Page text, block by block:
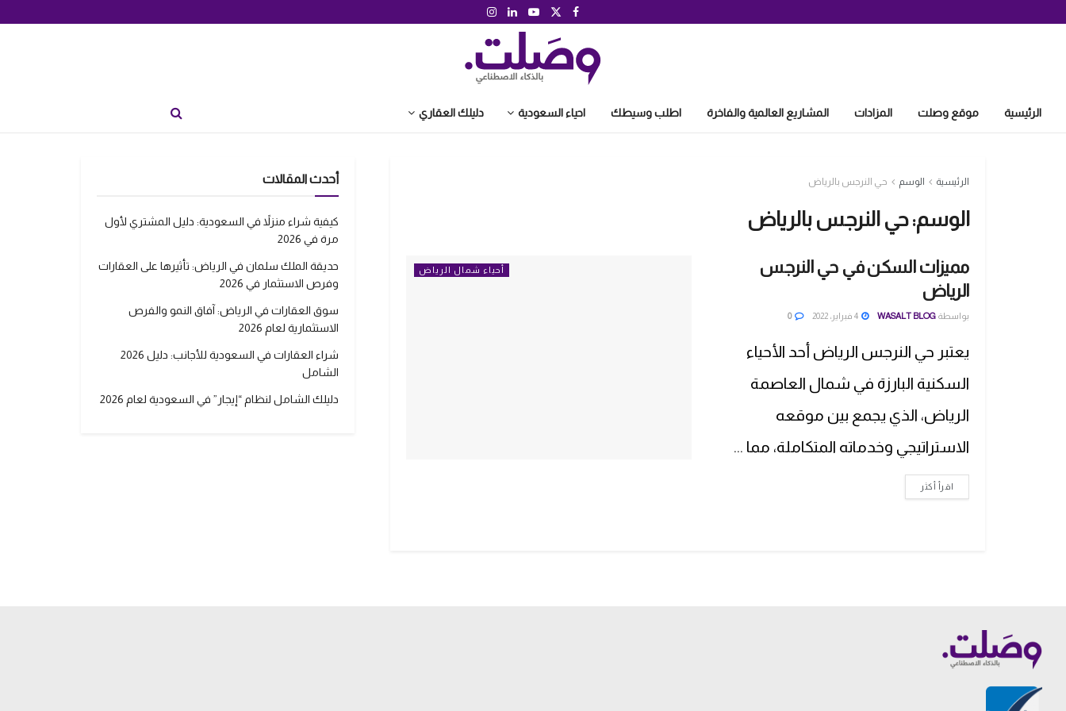
الرئيسية موقع وصلت المزادات المشاريع العالمية والفاخرة اطلب وسيطك احياء السعودية دليلك العقاري
الرئيسية الوسم حي النرجس بالرياض
الوسم:حي النرجس بالرياض
أحياء شمال الرياض
مميزات السكن في حي النرجس
الرياض
بواسطة WASALT BLOG
0
يعتبر حي النرجس الرياض أحد الأحياء
السكنية البارزة في شمال العاصمة
الرياض، الذي يجمع بين موقعه
الاستراتيجي وخدماته المتكاملة، مما ...
اقرأ أكثر
أحدث المقالات
كيفية شراء منزلاً في السعودية: دليل المشتري لأول
مرة في 2026
حديقة الملك سلمان في الرياض: تأثيرها على العقارات
وفرص الاستثمار في 2026
سوق العقارات في الرياض: آفاق النمو والفرص
الاستثمارية لعام 2026
شراء العقارات في السعودية للأجانب: دليل 2026
الشامل
دليلك الشامل لنظام “إيجار” في السعودية لعام 2026